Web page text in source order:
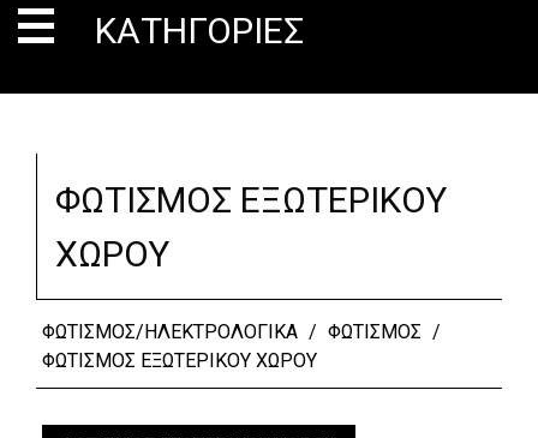
ΚΑΤΗΓΟΡΙΕΣ
ΦΩΤΙΣΜΟΣ ΕΞΩΤΕΡΙΚΟΥ
ΧΩΡΟΥ
ΦΩΤΙΣΜΟΣ/ΗΛΕΚΤΡΟΛΟΓΙΚΑ / ΦΩΤΙΣΜΟΣ /
ΦΩΤΙΣΜΟΣ ΕΞΩΤΕΡΙΚΟΥ ΧΩΡΟΥ